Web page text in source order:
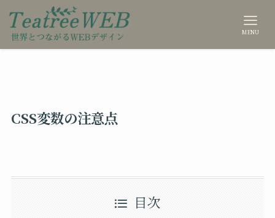
MENU
CSS変数の注意点
目次